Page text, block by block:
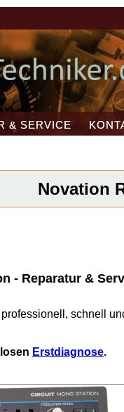
& SERVICE
Novation
- Reparatur &
schnell
Erstdiagnose.